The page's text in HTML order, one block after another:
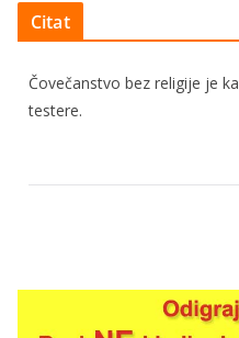
Citat
Čovečanstvo bez religije je
testere.